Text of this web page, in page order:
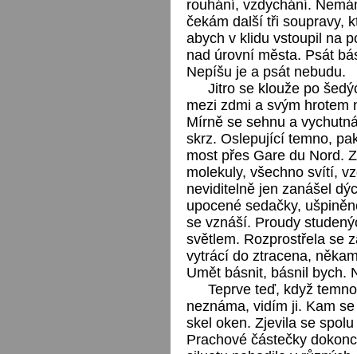
rouhání, vzdychání.
čekám další tři soupravy,
abych v klidu vstoupil na
nad úrovní města. Psát
Nepíšu je a psát nebudu.
Jitro se klouže po
mezi zdmi a svým hrotem
Mírně se sehnu a
skrz. Oslepující temno,
most přes Gare du Nord.
molekuly, všechno svítí,
neviditelně jen zanášel
upocené sedačky,
se vznáší. Proudy
světlem. Rozprostřela se
vytrácí do ztracena,
Umět básnit, básnil bych.
Teprve teď, když
neznáma, vidím ji. Kam
skel oken. Zjevila se
Prachové částečky